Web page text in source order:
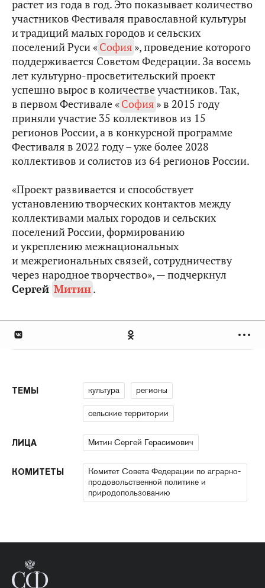
растет из года в год. Это показывает количество
участников Фестиваля православной культуры
и традиций малых городов и сельских
поселений Руси «София », проведение которого
поддерживается Советом Федерации. За восемь
лет культурно-просветительский проект
успешно вырос в количестве участников. Так,
в первом Фестивале «София » в 2015 году
приняли участие 35 коллективов из 15
регионов России, а в конкурсной программе
Фестиваля в 2022 году – уже более 2028
коллективов и солистов из 64 регионов России.
«Проект развивается и способствует
установлению творческих контактов между
коллективами малых городов и сельских
поселений России, формированию
и укреплению межнациональных
и межрегиональных связей, сотрудничеству
через народное творчество», — подчеркнул
Сергей Митин.
ТЕМЫ культура регионы
сельские территории
ЛИЦА Митин Сергей Герасимович
КОМИТЕТЫ
Комитет Совета Федерации по аграрно-
продовольственной политике и
природопользованию